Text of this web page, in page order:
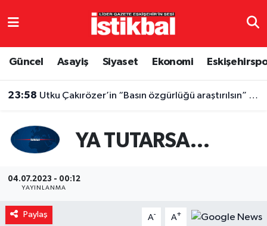
Güncel Asayiş Siyaset Ekonomi
23:58 Utku Çakırözer’in “Basın özgürlüğü araştırılsın” önergesi AK Parti ve MHP oylarıyla reddedildi
YA TUTARSA…
04.07.2023 - 00:12
YAYINLANMA
Paylaş A- A+
Eskişehirspor
Siyaset
Eskişehir Nöbetçi Eczaneler
Eskişehir Trafik Yoğunluk Haritası